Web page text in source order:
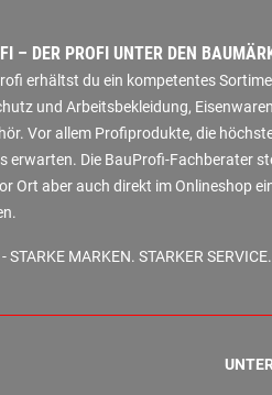
– DER PROFI UNTER DEN
erhältst du ein kompetentes
und Arbeitsbekleidung,
Vor allem Profiprodukte, die
erwarten. Die BauProfi-Fachberater
Ort aber auch direkt im Onlineshop
STARKE MARKEN. STARKER SERVICE.